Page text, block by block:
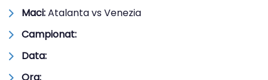
Maci:Atalanta vs Venezia
Campionat:
Data:
Ora: